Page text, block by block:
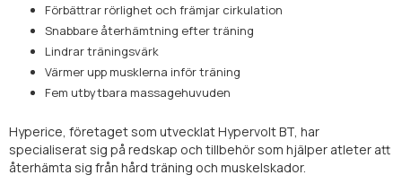
Förbättrar rörlighet och främjar cirkulation
Snabbare återhämtning efter träning
Lindrar träningsvärk
Värmer upp musklerna inför träning
Fem utbytbara massagehuvuden
Hyperice, företaget som utvecklat Hypervolt BT, har
specialiserat sig på redskap och tillbehör som hjälper atleter att
återhämta sig från hård träning och muskelskador.